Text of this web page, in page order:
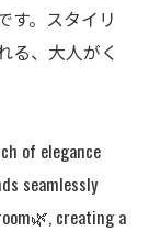
す。スタイリ
る、大人がく
of elegance
seamlessly
creating a